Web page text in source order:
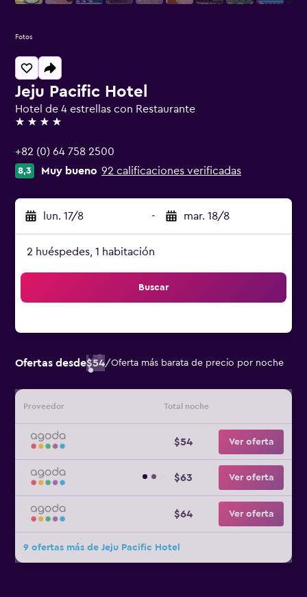
Jeju Pacific Hotel
Hotel de 4 estrellas con Restaurante
4 estrellas
+82 (0) 64 758 2500
8,3 Muy bueno 92 calificaciones verificadas
lun. 17/8 - mar. 18/8
2 huéspedes, 1 habitación
Buscar
Ofertas desde$54/Oferta más barata de precio por noche
Proveedor Total noche
$54 Ver oferta
$63 Ver oferta
$64 Ver oferta
9 ofertas más de Jeju Pacific Hotel
Fotos